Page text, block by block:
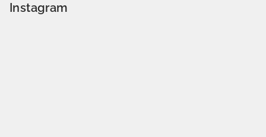
Instagram